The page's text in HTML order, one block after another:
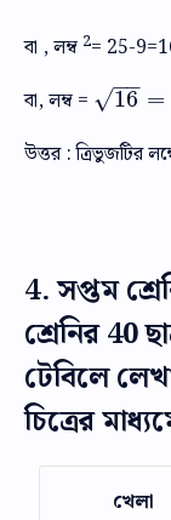
বা , লম্ব 2= 25-
বা, লম্ব =
16
−−
√ =
16=4
উত্তর : ত্রিভুজটির
4. সপ্তম
শ্রেনির 40
টেবিলে
চিত্রের
খেলা